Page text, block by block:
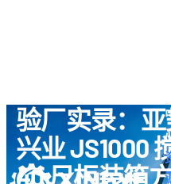
验厂实录：
兴业 JS1000
40 尺柜装箱